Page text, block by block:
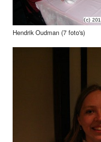
Hendrik Oudman (7 foto's)